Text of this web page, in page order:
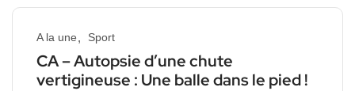
A la une Sport
CA – Autopsie d’une chute
vertigineuse : Une balle dans le pied !